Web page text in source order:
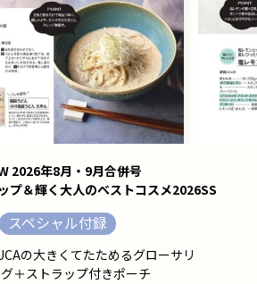
2026年8月・9月合併号
プ＆輝く大人のベストコスメ2026SS
スペシャル付録
の大きくてたためるグローサリ
＋ストラップ付きポーチ